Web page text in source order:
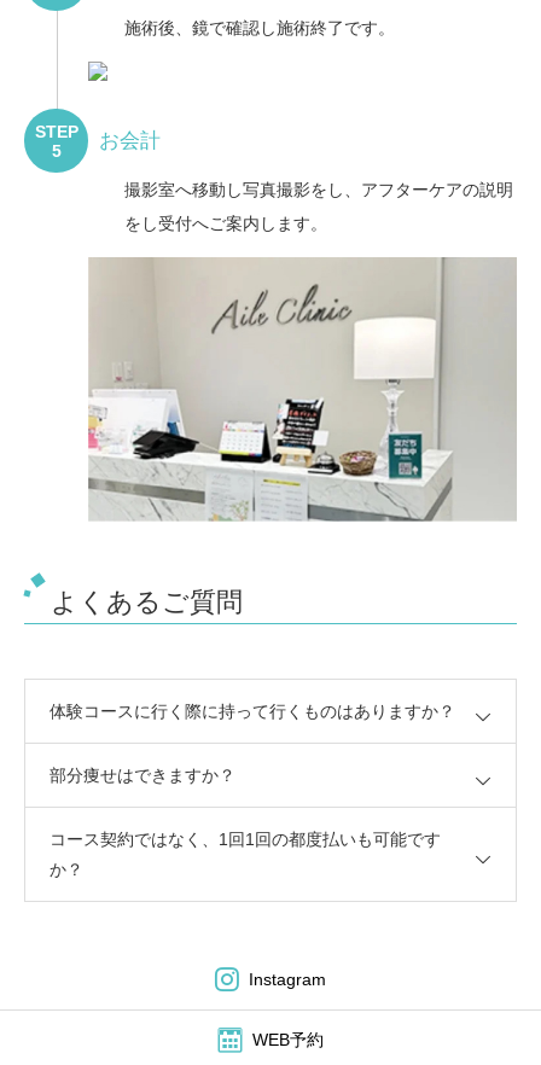
施術後、鏡で確認し施術終了です。
STEP
5
お会計
撮影室へ移動し写真撮影をし、アフターケアの説明
をし受付へご案内します。
よくあるご質問
体験コースに行く際に持って行くものはありますか？
部分痩せはできますか？
コース契約ではなく、1回1回の都度払いも可能です
か？
Instagram
WEB予約